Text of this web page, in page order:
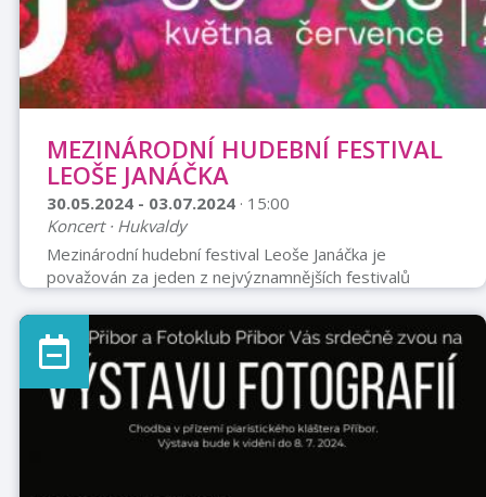
MEZINÁRODNÍ HUDEBNÍ FESTIVAL
LEOŠE JANÁČKA
30.05.2024 - 03.07.2024 · 15:00
Koncert · Hukvaldy
Mezinárodní hudební festival Leoše Janáčka je
považován za jeden z nejvýznamnějších festivalů
Festival patří mezi významné reprezentativní umělecké
a společenské události města Ostravy,
Moravskoslezského kraje a rovněž k
nezpochybnitelným dominantám kulturního života
celého regionu. Má širokou posluchačskou a mediální